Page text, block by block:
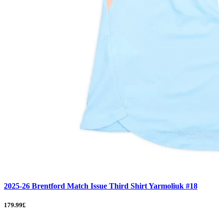
2025-26 Brentford Match Issue Third Shirt Yarmoliuk #18
179.99£